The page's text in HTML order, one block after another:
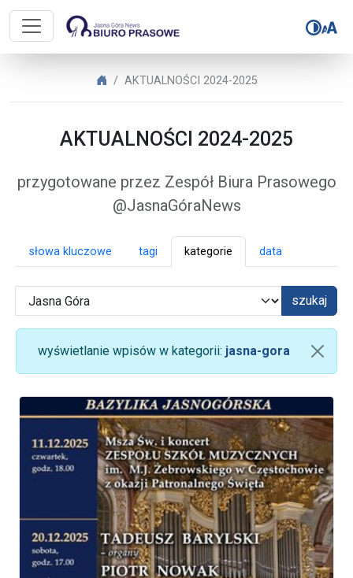
Biuro Prasowe Jasnej Góry –
Biuro Prasowe Jasnej Góry
AKTUALNOŚCI 2024-2025
AKTUALNOŚCI 2024-2025
przygotowane przez Zespół Biura Prasowego
@JasnaGóraNews
słowa kluczowe tagi kategorie data
szukaj
wyświetlanie wpisów w kategorii: jasna-gora